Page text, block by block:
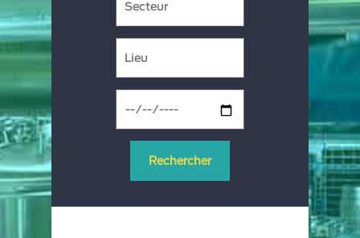
Rechercher